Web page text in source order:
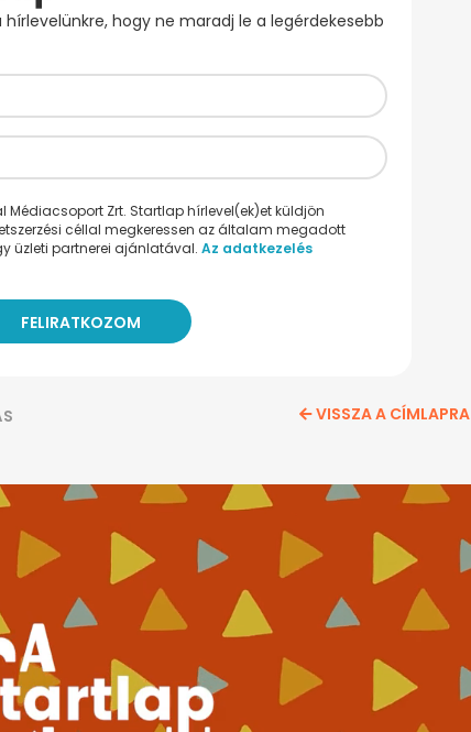
hírlevelünkre, hogy ne maradj le a legérdekesebb
Médiacsoport Zrt. Startlap hírlevel(ek)et küldjön
céllal megkeressen az általam megadott
üzleti partnerei ajánlatával. Az adatkezelés
VISSZA A CÍMLAPRA